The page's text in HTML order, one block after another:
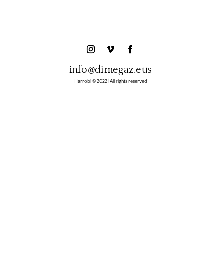
info@dimegaz.eus
Harrobi © 2022 | All rights reserved